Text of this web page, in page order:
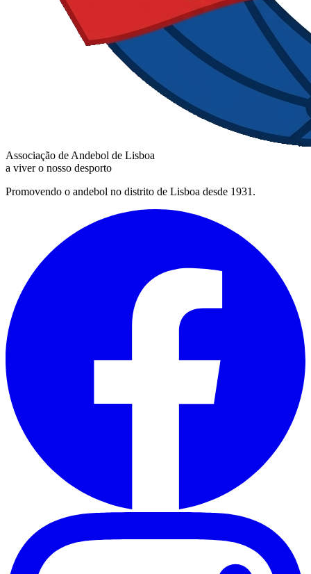
Associação de Andebol de Lisboa
a viver o nosso desporto
Promovendo o andebol no distrito de Lisboa desde 1931.